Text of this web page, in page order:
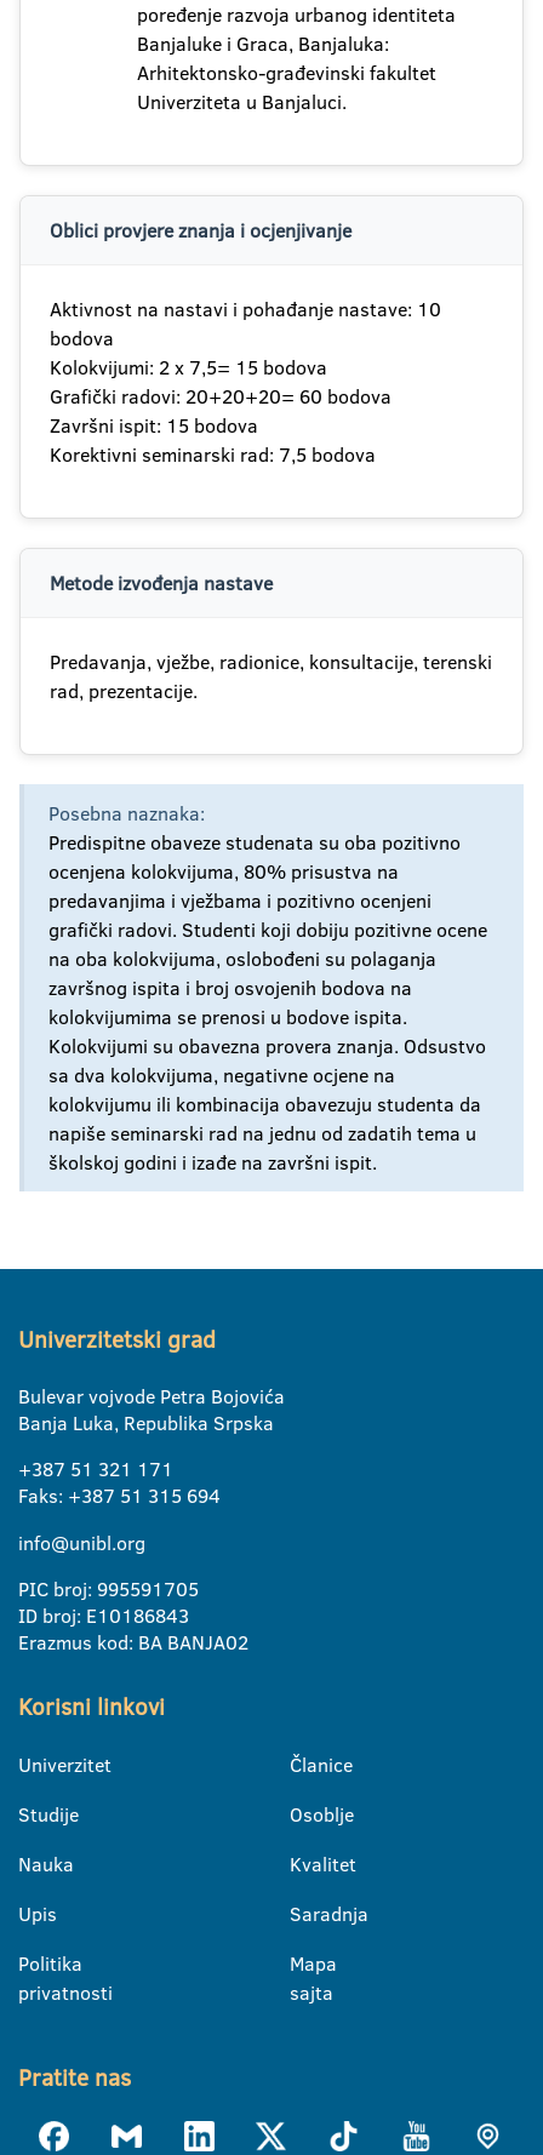
poređenje razvoja urbanog identiteta
Banjaluke i Graca, Banjaluka:
Arhitektonsko-građevinski fakultet
Univerziteta u Banjaluci.
Oblici provjere znanja i ocjenjivanje
Aktivnost na nastavi i pohađanje nastave: 10
bodova
Kolokvijumi: 2 x 7,5= 15 bodova
Grafički radovi: 20+20+20= 60 bodova
Završni ispit: 15 bodova
Korektivni seminarski rad: 7,5 bodova
Metode izvođenja nastave
Predavanja, vježbe, radionice, konsultacije, terenski
rad, prezentacije.
Posebna naznaka:
Predispitne obaveze studenata su oba pozitivno
ocenjena kolokvijuma, 80% prisustva na
predavanjima i vježbama i pozitivno ocenjeni
grafički radovi. Studenti koji dobiju pozitivne ocene
na oba kolokvijuma, oslobođeni su polaganja
završnog ispita i broj osvojenih bodova na
kolokvijumima se prenosi u bodove ispita.
Kolokvijumi su obavezna provera znanja. Odsustvo
sa dva kolokvijuma, negativne ocjene na
kolokvijumu ili kombinacija obavezuju studenta da
napiše seminarski rad na jednu od zadatih tema u
školskoj godini i izađe na završni ispit.
Univerzitetski grad
Bulevar vojvode Petra Bojovića
Banja Luka, Republika Srpska
+387 51 321 171
Faks: +387 51 315 694
info@unibl.org
PIC broj: 995591705
ID broj: E10186843
Erazmus kod: BA BANJA02
Korisni linkovi
Univerzitet
Studije
Nauka
Upis
Politika
privatnosti
Članice
Osoblje
Kvalitet
Saradnja
Mapa
sajta
Pratite nas